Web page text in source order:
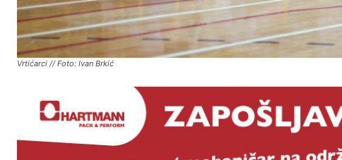
Vrtićarci // Foto: Ivan Brkić